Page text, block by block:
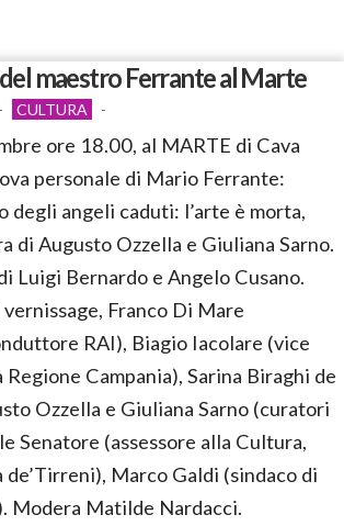
maestro Ferrante al Marte
- CULTURA -
ore 18.00, al MARTE di Cava
personale di Mario Ferrante:
degli angeli caduti: l’arte è morta,
di Augusto Ozzella e Giuliana Sarno.
Luigi Bernardo e Angelo Cusano.
Franco Di Mare
RAI), Biagio Iacolare (vice
Campania), Sarina Biraghi de
Ozzella e Giuliana Sarno (curatori
Senatore (assessore alla Cultura,
de’Tirreni), Marco Galdi (sindaco di
Modera Matilde Nardacci.